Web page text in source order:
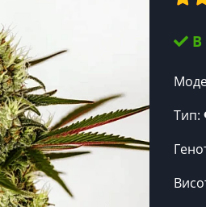
В
Тип: